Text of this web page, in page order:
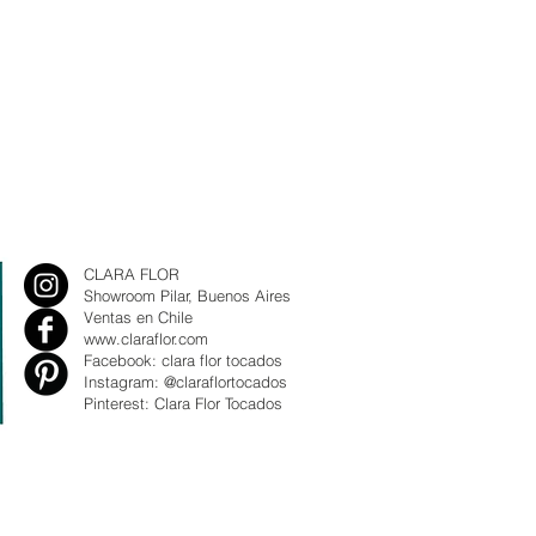
CLARA FLOR
Showroom Pilar, Buenos Aires
Ventas en Chile
www.claraflor.com
Facebook: clara flor tocados
Instagram: @claraflortocados
Pinterest: Clara Flor Tocados